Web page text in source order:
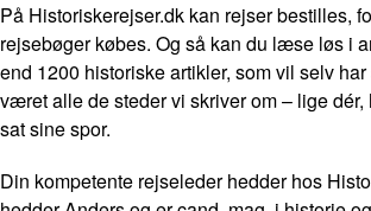
På Historiskerejser.dk kan rejser bestilles,
rejsebøger købes. Og så kan du læse løs i
end 1200 historiske artikler, som vil selv
været alle de steder vi skriver om – lige dér,
sat sine spor.
Din kompetente rejseleder hedder hos